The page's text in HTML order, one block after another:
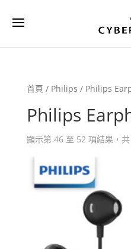
首頁 / Philips / Philips
Philips
顯示第 46 至 52 項結果，